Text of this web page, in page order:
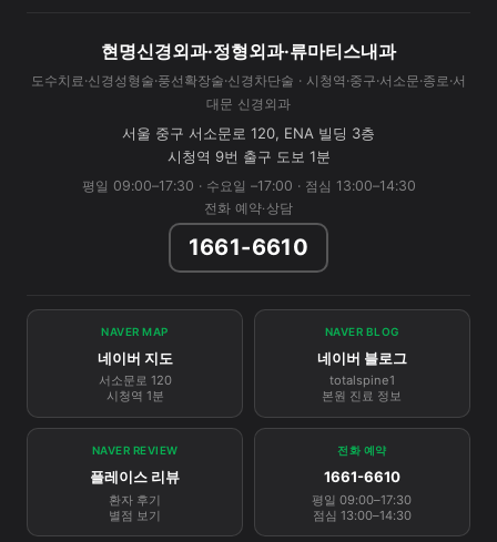
현명신경외과·정형외과·류마티스내과
도수치료·신경성형술·풍선확장술·신경차단술 · 시청역·중구·서소문·종로·서
대문 신경외과
서울 중구 서소문로 120, ENA 빌딩 3층
시청역 9번 출구 도보 1분
평일 09:00–17:30 · 수요일 –17:00 · 점심 13:00–14:30
전화 예약·상담
1661-6610
NAVER MAP
네이버 지도
서소문로 120
시청역 1분
NAVER BLOG
네이버 블로그
totalspine1
본원 진료 정보
NAVER REVIEW
플레이스 리뷰
환자 후기
별점 보기
전화 예약
1661-6610
평일 09:00–17:30
점심 13:00–14:30